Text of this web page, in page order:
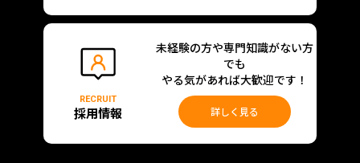
RECRUIT
採用情報
未経験の方や専門知識がない方
でも
やる気があれば大歓迎です！
詳しく見る